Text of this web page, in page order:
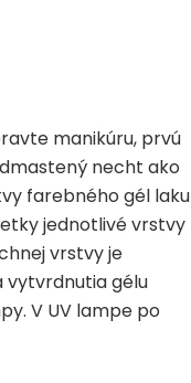
manikúru, prvú
necht ako
farebného gél laku
jednotlivé vrstvy
vrstvy je
vytvrdnutia gélu
V UV lampe po